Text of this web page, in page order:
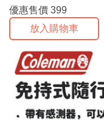
優惠售價 399
放入購物車